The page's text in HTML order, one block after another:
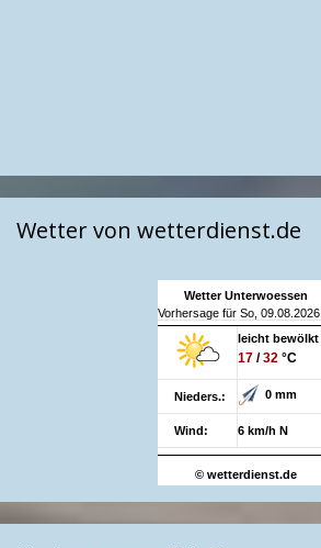
Wetter von wetterdienst.de
Wetter Unterwoessen
Vorhersage für So, 09.08.2026
leicht bewölkt
17 /32 °C
Nieders.: 0 mm
Wind: 6 km/h N
© wetterdienst.de